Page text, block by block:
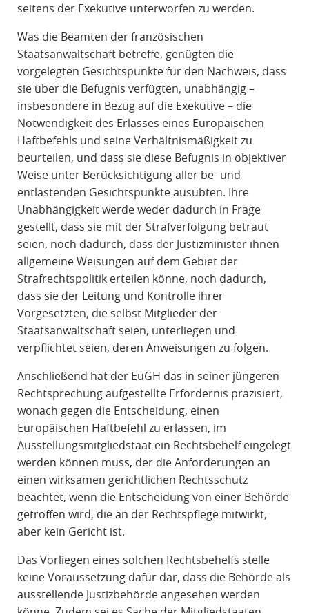
seitens der Exekutive unterworfen zu werden.
Was die Beamten der französischen
Staatsanwaltschaft betreffe, genügten die
vorgelegten Gesichtspunkte für den Nachweis, dass
sie über die Befugnis verfügten, unabhängig –
insbesondere in Bezug auf die Exekutive – die
Notwendigkeit des Erlasses eines Europäischen
Haftbefehls und seine Verhältnismäßigkeit zu
beurteilen, und dass sie diese Befugnis in objektiver
Weise unter Berücksichtigung aller be- und
entlastenden Gesichtspunkte ausübten. Ihre
Unabhängigkeit werde weder dadurch in Frage
gestellt, dass sie mit der Strafverfolgung betraut
seien, noch dadurch, dass der Justizminister ihnen
allgemeine Weisungen auf dem Gebiet der
Strafrechtspolitik erteilen könne, noch dadurch,
dass sie der Leitung und Kontrolle ihrer
Vorgesetzten, die selbst Mitglieder der
Staatsanwaltschaft seien, unterliegen und
verpflichtet seien, deren Anweisungen zu folgen.
Anschließend hat der EuGH das in seiner jüngeren
Rechtsprechung aufgestellte Erfordernis präzisiert,
wonach gegen die Entscheidung, einen
Europäischen Haftbefehl zu erlassen, im
Ausstellungsmitgliedstaat ein Rechtsbehelf eingelegt
werden können muss, der die Anforderungen an
einen wirksamen gerichtlichen Rechtsschutz
beachtet, wenn die Entscheidung von einer Behörde
getroffen wird, die an der Rechtspflege mitwirkt,
aber kein Gericht ist.
Das Vorliegen eines solchen Rechtsbehelfs stelle
keine Voraussetzung dafür dar, dass die Behörde als
ausstellende Justizbehörde angesehen werden